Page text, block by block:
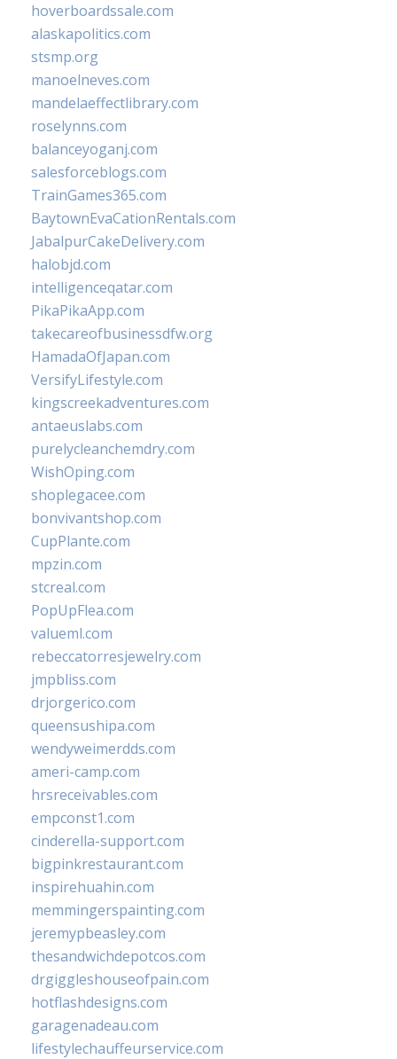
hoverboardssale.com
alaskapolitics.com
stsmp.org
manoelneves.com
mandelaeffectlibrary.com
roselynns.com
balanceyoganj.com
salesforceblogs.com
TrainGames365.com
BaytownEvaCationRentals.com
JabalpurCakeDelivery.com
halobjd.com
intelligenceqatar.com
PikaPikaApp.com
takecareofbusinessdfw.org
HamadaOfJapan.com
VersifyLifestyle.com
kingscreekadventures.com
antaeuslabs.com
purelycleanchemdry.com
WishOping.com
shoplegacee.com
bonvivantshop.com
CupPlante.com
mpzin.com
stcreal.com
PopUpFlea.com
valueml.com
rebeccatorresjewelry.com
jmpbliss.com
drjorgerico.com
queensushipa.com
wendyweimerdds.com
ameri-camp.com
hrsreceivables.com
empconst1.com
cinderella-support.com
bigpinkrestaurant.com
inspirehuahin.com
memmingerspainting.com
jeremypbeasley.com
thesandwichdepotcos.com
drgiggleshouseofpain.com
hotflashdesigns.com
garagenadeau.com
lifestylechauffeurservice.com